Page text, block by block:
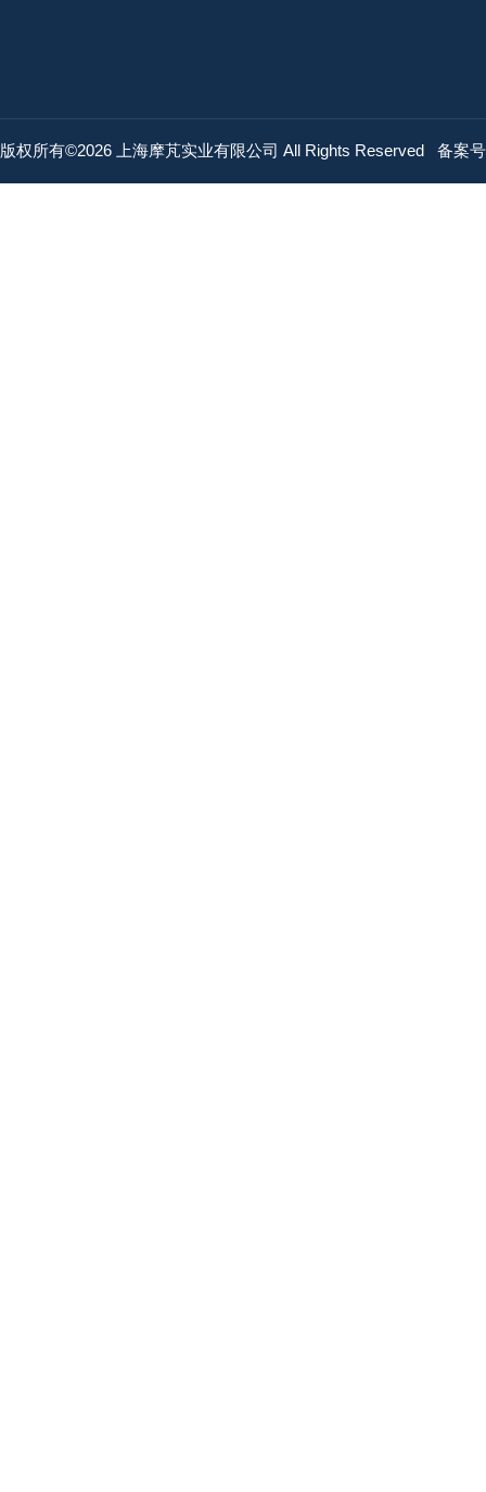
版权所有©2026 上海摩芃实业有限公司 All Rights Reserved 备案